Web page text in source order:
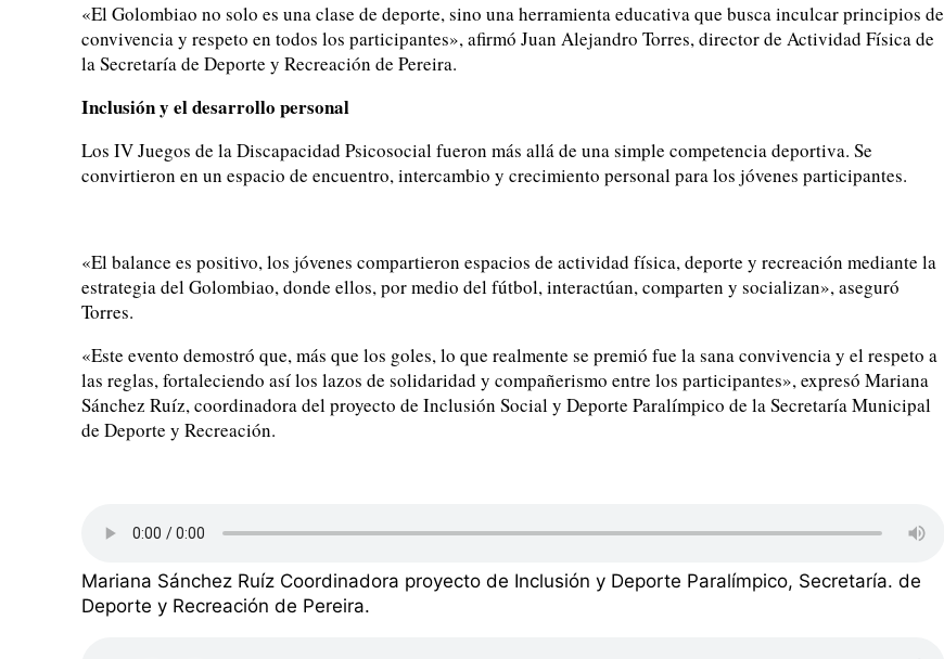
«El Golombiao no solo es una clase de deporte, sino una herramienta educativa que busca inculcar principios de
convivencia y respeto en todos los participantes», afirmó Juan Alejandro Torres, director de Actividad Física de
la Secretaría de Deporte y Recreación de Pereira.
Inclusión y el desarrollo personal
Los IV Juegos de la Discapacidad Psicosocial fueron más allá de una simple competencia deportiva. Se
convirtieron en un espacio de encuentro, intercambio y crecimiento personal para los jóvenes participantes.
«El balance es positivo, los jóvenes compartieron espacios de actividad física, deporte y recreación mediante la
estrategia del Golombiao, donde ellos, por medio del fútbol, interactúan, comparten y socializan», aseguró
Torres.
«Este evento demostró que, más que los goles, lo que realmente se premió fue la sana convivencia y el respeto a
las reglas, fortaleciendo así los lazos de solidaridad y compañerismo entre los participantes», expresó Mariana
Sánchez Ruíz, coordinadora del proyecto de Inclusión Social y Deporte Paralímpico de la Secretaría Municipal
de Deporte y Recreación.
Mariana Sánchez Ruíz Coordinadora proyecto de Inclusión y Deporte Paralímpico, Secretaría. de
Deporte y Recreación de Pereira.